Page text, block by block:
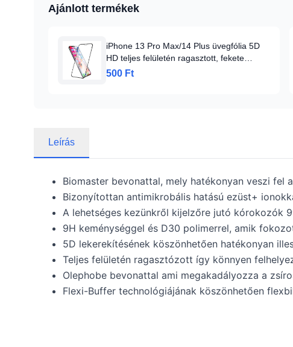
Ajánlott termékek
iPhone 13 Pro Max/14 Plus üvegfólia 5D
HD teljes felületén ragasztott, fekete
kerettel (SMD-13PROMAX-5D-B)
500 Ft
Leírás
Biomaster bevonattal, mely hatékonyan veszi fel
Bizonyítottan antimikrobális hatású ezüst+
A lehetséges kezünkről kijelzőre jutó kórokozók
9H keménységgel és D30 polimerrel, amik
5D lekerekítésének köszönhetően hatékonyan
Teljes felületén ragasztózott így könnyen
Olephobe bevonattal ami megakadályozza a
Flexi-Buffer technológiájának köszönhetően